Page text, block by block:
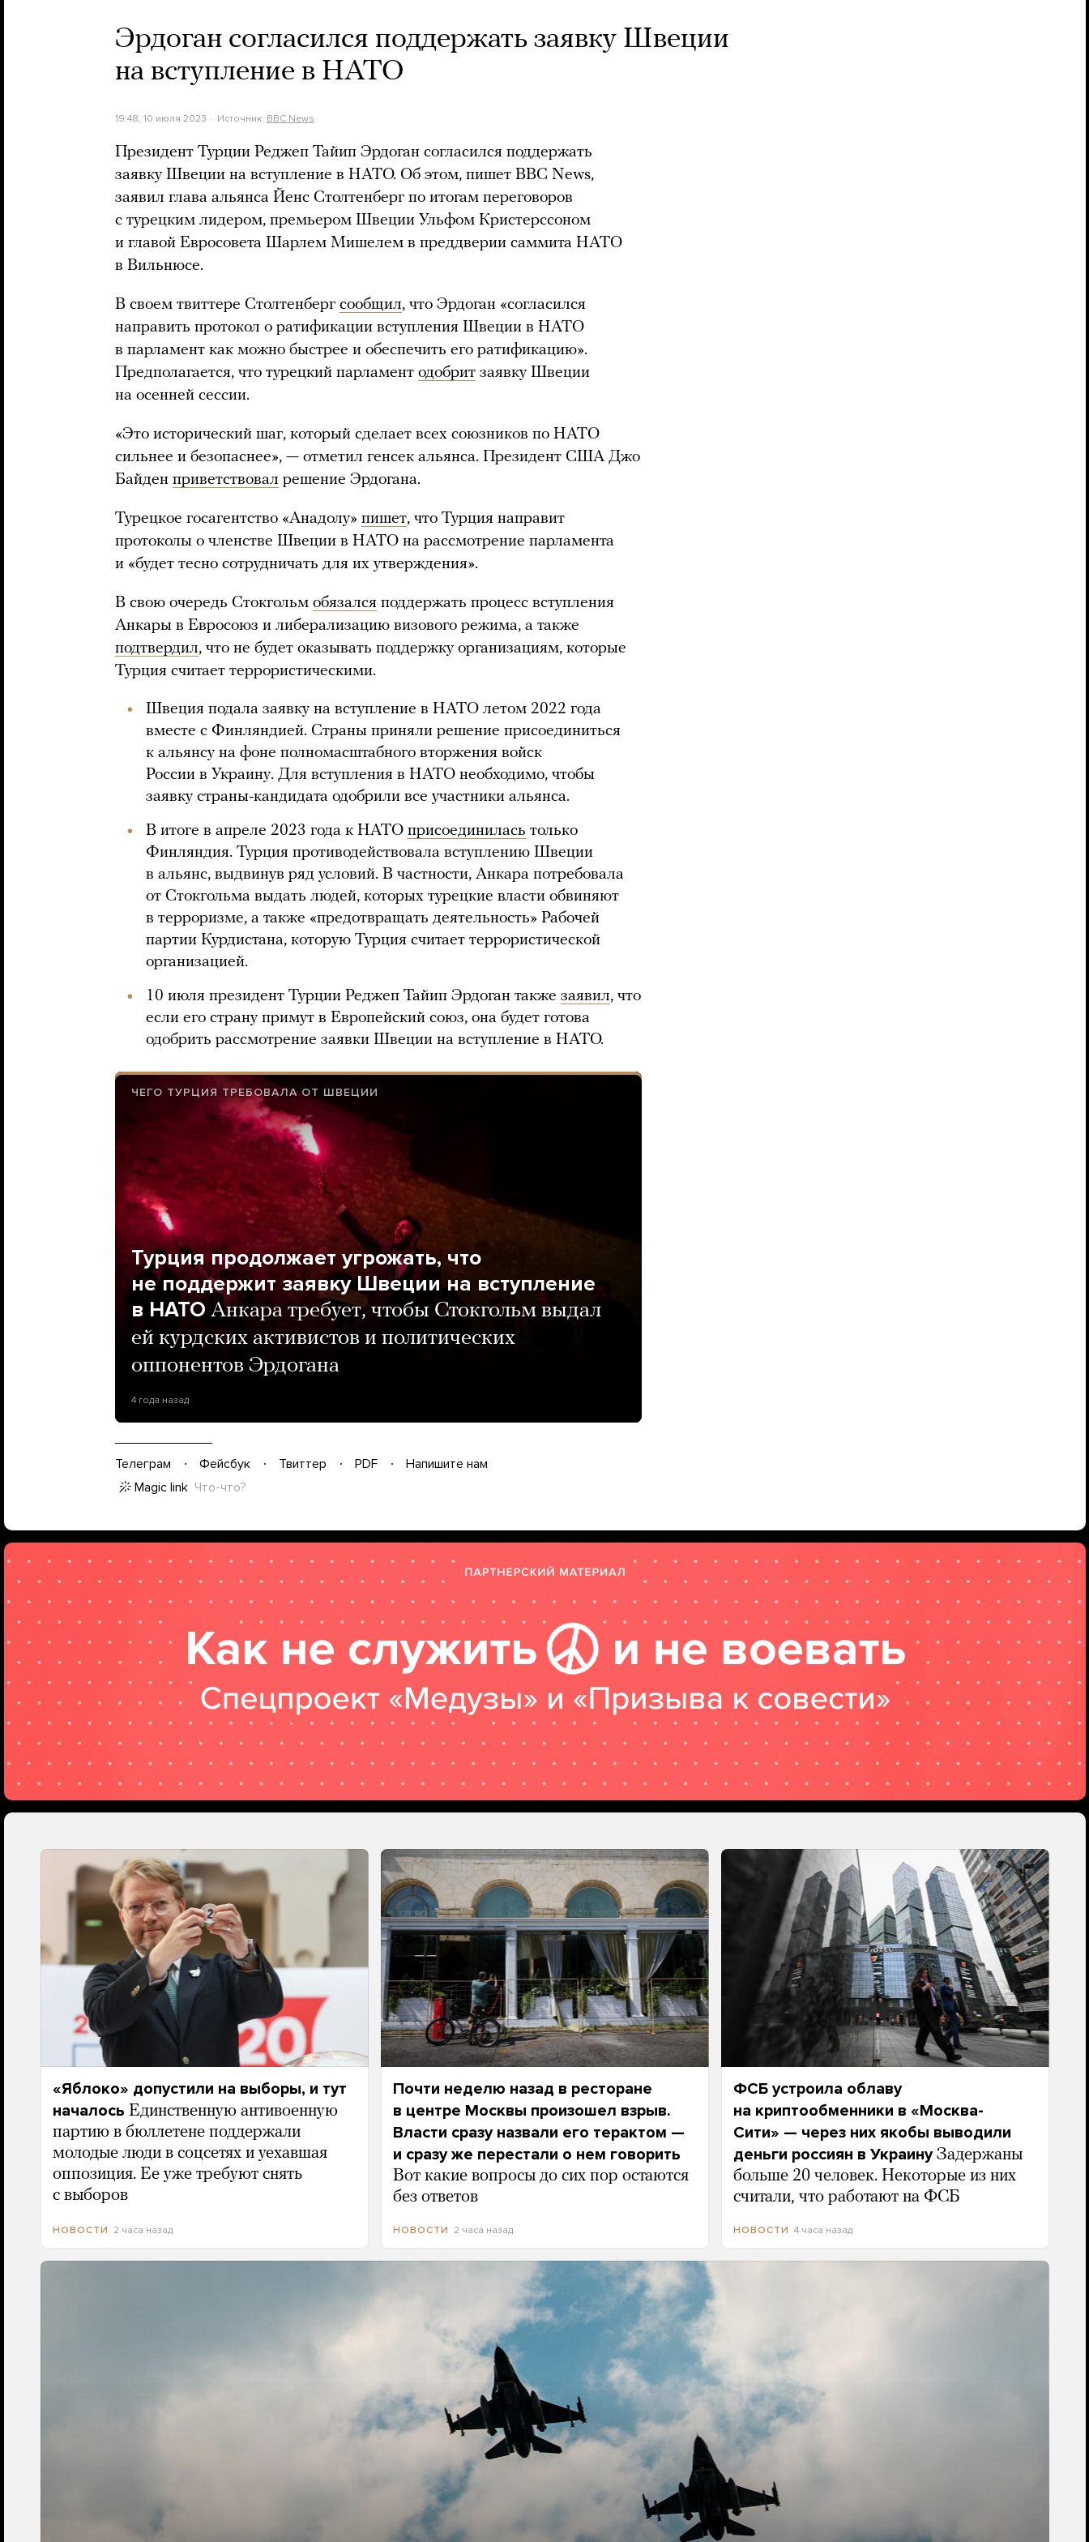
Эрдоган согласился поддержать заявку Швеции
на вступление в НАТО
19:48, 10 июля 2023 Источник: BBC News
Президент Турции Реджеп Тайип Эрдоган согласился поддержать
заявку Швеции на вступление в НАТО. Об этом, пишет BBC News,
заявил глава альянса Йенс Столтенберг по итогам переговоров
с турецким лидером, премьером Швеции Ульфом Кристерссоном
и главой Евросовета Шарлем Мишелем в преддверии саммита НАТО
в Вильнюсе.
В своем твиттере Столтенберг сообщил, что Эрдоган «согласился
направить протокол о ратификации вступления Швеции в НАТО
в парламент как можно быстрее и обеспечить его ратификацию».
Предполагается, что турецкий парламент одобрит заявку Швеции
на осенней сессии.
«Это исторический шаг, который сделает всех союзников по НАТО
сильнее и безопаснее», — отметил генсек альянса. Президент США Джо
Байден приветствовал решение Эрдогана.
Турецкое госагентство «Анадолу» пишет, что Турция направит
протоколы о членстве Швеции в НАТО на рассмотрение парламента
и «будет тесно сотрудничать для их утверждения».
В свою очередь Стокгольм обязался поддержать процесс вступления
Анкары в Евросоюз и либерализацию визового режима, а также
подтвердил, что не будет оказывать поддержку организациям, которые
Турция считает террористическими.
Швеция подала заявку на вступление в НАТО летом 2022 года
вместе с Финляндией. Страны приняли решение присоединиться
к альянсу на фоне полномасштабного вторжения войск
России в Украину. Для вступления в НАТО необходимо, чтобы
заявку страны-кандидата одобрили все участники альянса.
В итоге в апреле 2023 года к НАТО присоединилась только
Финляндия. Турция противодействовала вступлению Швеции
в альянс, выдвинув ряд условий. В частности, Анкара потребовала
от Стокгольма выдать людей, которых турецкие власти обвиняют
в терроризме, а также «предотвращать деятельность» Рабочей
партии Курдистана, которую Турция считает террористической
организацией.
10 июля президент Турции Реджеп Тайип Эрдоган также заявил, что
если его страну примут в Европейский союз, она будет готова
одобрить рассмотрение заявки Швеции на вступление в НАТО.
ЧЕГО ТУРЦИЯ ТРЕБОВАЛА ОТ ШВЕЦИИ
Турция продолжает угрожать, что
не поддержит заявку Швеции на вступление
в НАТО Анкара требует, чтобы Стокгольм выдал
ей курдских активистов и политических
оппонентов Эрдогана
4 года назад
Телеграм Фейсбук Твиттер PDF
Напишите нам
Magic link Что-что?
«Яблоко» допустили на выборы, и тут
началось Единственную антивоенную
партию в бюллетене поддержали
молодые люди в соцсетях и уехавшая
оппозиция. Ее уже требуют снять
с выборов
НОВОСТИ 2 часа назад
Почти неделю назад в ресторане
в центре Москвы произошел взрыв.
Власти сразу назвали его терактом —
и сразу же перестали о нем говорить
Вот какие вопросы до сих пор остаются
без ответов
НОВОСТИ 2 часа назад
ФСБ устроила облаву
на криптообменники в «Москва-
Сити» — через них якобы выводили
деньги россиян в Украину Задержаны
больше 20 человек. Некоторые из них
считали, что работают на ФСБ
НОВОСТИ 4 часа назад